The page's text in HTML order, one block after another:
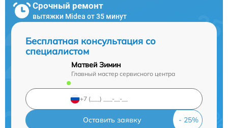
Срочный ремонт
вытяжки Midea от 35 минут
Бесплатная консультация со
специалистом
Матвей Зимин
Главный мастер сервисного центра
Оставить заявку